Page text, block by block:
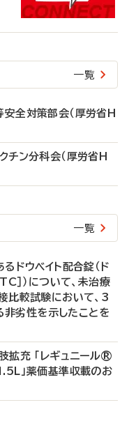
一覧
全対策部会（厚労省H
チン分科会（厚労省H
一覧
ドウベイト配合錠（ド
］）について、未治療
比較試験において、3
劣性を示したことを
拡充 「レギュニール®
」薬価基準収載のお